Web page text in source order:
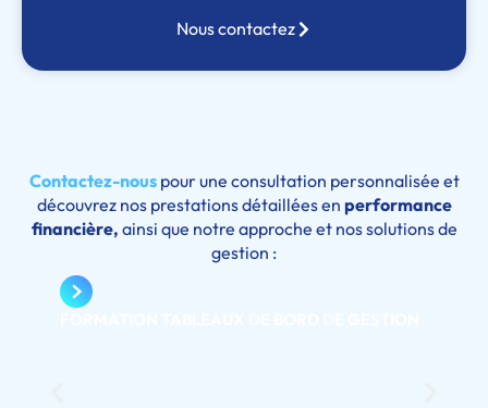
Nous contactez
Contactez-nouspour une consultation personnalisée et
découvrez nos prestations détaillées en performance
financière, ainsi que notre approche et nos solutions de
gestion :